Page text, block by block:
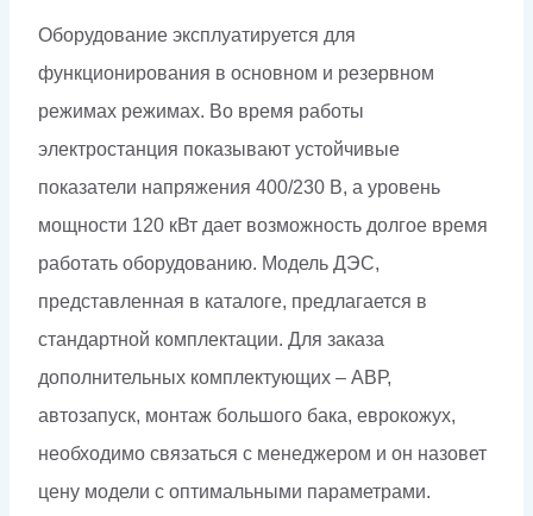
Оборудование эксплуатируется для
функционирования в основном и резервном
режимах режимах. Во время работы
электростанция показывают устойчивые
показатели напряжения 400/230 В, а уровень
мощности 120 кВт дает возможность долгое время
работать оборудованию. Модель ДЭС,
представленная в каталоге, предлагается в
стандартной комплектации. Для заказа
дополнительных комплектующих – АВР,
автозапуск, монтаж большого бака, еврокожух,
необходимо связаться с менеджером и он назовет
цену модели с оптимальными параметрами.